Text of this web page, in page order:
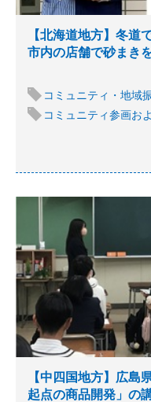
【北海道地方】冬道
市内の店舗で砂まき
コミュニティ・地域
コミュニティ参画お
【中四国地方】広島
起点の商品開発」の